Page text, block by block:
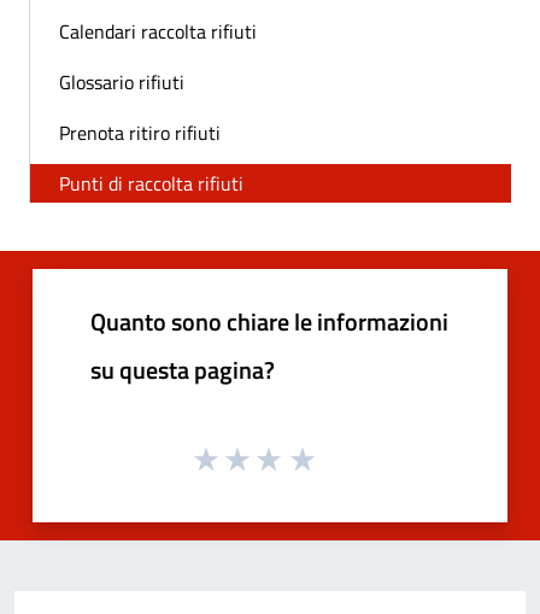
Calendari raccolta rifiuti
Glossario rifiuti
Prenota ritiro rifiuti
Punti di raccolta rifiuti
Quanto sono chiare le informazioni
su questa pagina?